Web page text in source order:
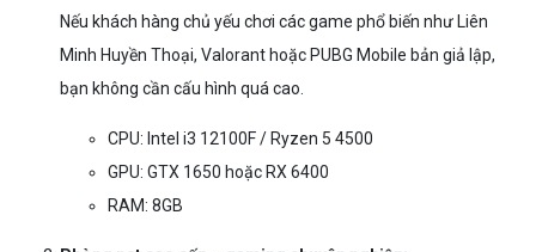
Nếu khách hàng chủ yếu chơi các game phổ biến như Liên
Minh Huyền Thoại, Valorant hoặc PUBG Mobile bản giả lập,
bạn không cần cấu hình quá cao.
CPU: Intel i3 12100F / Ryzen 5 4500
GPU: GTX 1650 hoặc RX 6400
RAM: 8GB